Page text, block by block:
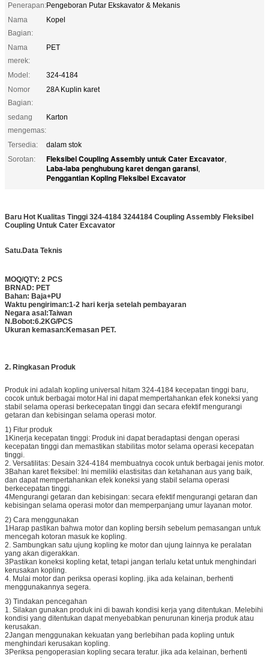
Penerapan:Pengeboran Putar Ekskavator & Mekanis
Nama
Bagian:
Kopel
Nama
merek:
PET
Model:
324-4184
Nomor
Bagian:
28A Kuplin karet
sedang
mengemas:
Karton
Tersedia:
dalam stok
Sorotan:
Fleksibel Coupling Assembly untuk Cater Excavator,
Laba-laba penghubung karet dengan garansi,
Penggantian Kopling Fleksibel Excavator
Baru Hot Kualitas Tinggi 324-4184 3244184 Coupling Assembly Fleksibel
Coupling Untuk Cater Excavator
Satu.Data Teknis
MOQ/QTY: 2 PCS
BRNAD: PET
Bahan: Baja+PU
Waktu pengiriman:1-2 hari kerja setelah pembayaran
Negara asal:Taiwan
N.Bobot:6.2KG/PCS
Ukuran kemasan:Kemasan PET.
2. Ringkasan Produk
Produk ini adalah kopling universal hitam 324-4184 kecepatan tinggi baru,
cocok untuk berbagai motor.Hal ini dapat mempertahankan efek koneksi yang
stabil selama operasi berkecepatan tinggi dan secara efektif mengurangi
getaran dan kebisingan selama operasi motor.
1) Fitur produk
1Kinerja kecepatan tinggi: Produk ini dapat beradaptasi dengan operasi
kecepatan tinggi dan memastikan stabilitas motor selama operasi kecepatan
tinggi.
2. Versatilitas: Desain 324-4184 membuatnya cocok untuk berbagai jenis motor.
3Bahan karet fleksibel: Ini memiliki elastisitas dan ketahanan aus yang baik,
dan dapat mempertahankan efek koneksi yang stabil selama operasi
berkecepatan tinggi.
4Mengurangi getaran dan kebisingan: secara efektif mengurangi getaran dan
kebisingan selama operasi motor dan memperpanjang umur layanan motor.
2) Cara menggunakan
1Harap pastikan bahwa motor dan kopling bersih sebelum pemasangan untuk
mencegah kotoran masuk ke kopling.
2. Sambungkan satu ujung kopling ke motor dan ujung lainnya ke peralatan
yang akan digerakkan.
3Pastikan koneksi kopling ketat, tetapi jangan terlalu ketat untuk menghindari
kerusakan kopling.
4. Mulai motor dan periksa operasi kopling. jika ada kelainan, berhenti
menggunakannya segera.
3) Tindakan pencegahan
1. Silakan gunakan produk ini di bawah kondisi kerja yang ditentukan. Melebihi
kondisi yang ditentukan dapat menyebabkan penurunan kinerja produk atau
kerusakan.
2Jangan menggunakan kekuatan yang berlebihan pada kopling untuk
menghindari kerusakan kopling.
3Periksa pengoperasian kopling secara teratur. jika ada kelainan, berhenti